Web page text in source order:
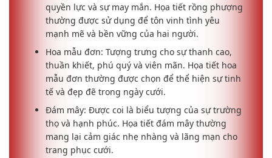
quyền lực và sự may mắn. Họa tiết rồng phượng
thường được sử dụng để tôn vinh tình yêu
mạnh mẽ và bền vững của hai người.
Hoa mẫu đơn: Tượng trưng cho sự thanh cao,
thuần khiết, phú quý và viên mãn. Họa tiết hoa
mẫu đơn thường được chọn để thể hiện sự tinh
tế và đẹp đẽ trong ngày cưới.
Đám mây: Được coi là biểu tượng của sự trường
thọ và hạnh phúc. Họa tiết đám mây thường
mang lại cảm giác nhẹ nhàng và lãng mạn cho
trang phục cưới.